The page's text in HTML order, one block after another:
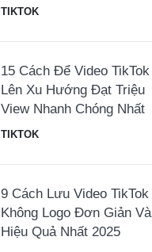
TIKTOK
15 Cách Để Video TikTok
Lên Xu Hướng Đạt Triệu
View Nhanh Chóng Nhất
TIKTOK
9 Cách Lưu Video TikTok
Không Logo Đơn Giản Và
Hiệu Quả Nhất 2025